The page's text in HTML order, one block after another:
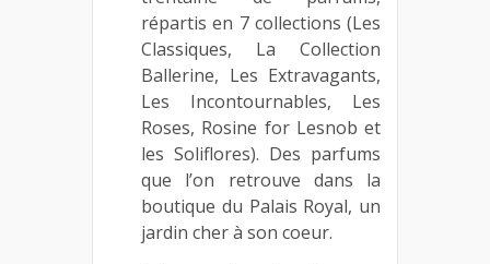
répartis en 7 collections (Les
Classiques, La Collection
Ballerine, Les Extravagants,
Les Incontournables, Les
Roses, Rosine for Lesnob et
les Soliflores). Des parfums
que l’on retrouve dans la
boutique du Palais Royal, un
jardin cher à son coeur.